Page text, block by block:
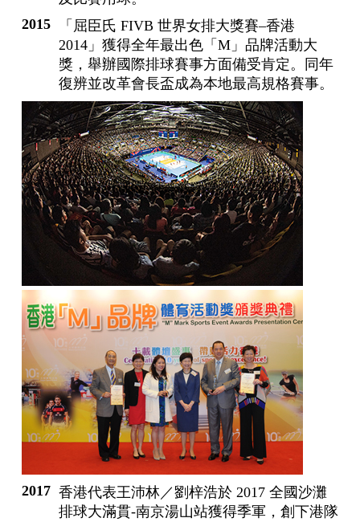
2015
「屈臣氏 FIVB 世界女排大獎賽–香港
2014」獲得全年最出色「M」品牌活動大
獎，舉辦國際排球賽事方面備受肯定。同年
復辨並改革會長盃成為本地最高規格賽事。
2017 香港代表王沛林／劉梓浩於 2017 全國沙灘
排球大滿貫-南京湯山站獲得季軍，創下港隊